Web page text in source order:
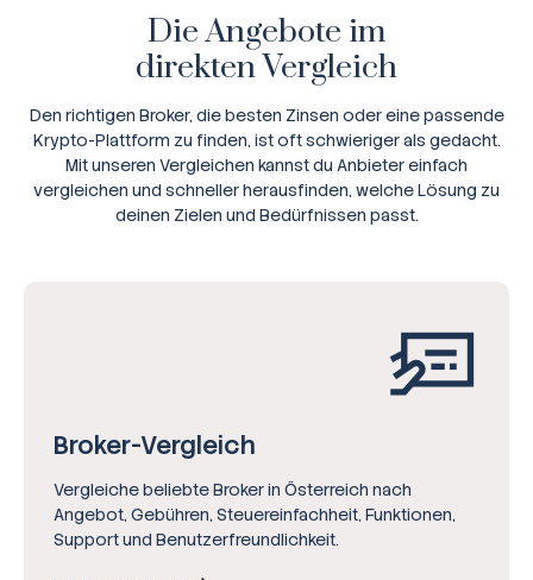
Die Angebote im
direkten Vergleich
Den richtigen Broker, die besten Zinsen oder eine passende
Krypto-Plattform zu finden, ist oft schwieriger als gedacht.
Mit unseren Vergleichen kannst du Anbieter einfach
vergleichen und schneller herausfinden, welche Lösung zu
deinen Zielen und Bedürfnissen passt.
Broker-Vergleich
Vergleiche beliebte Broker in Österreich nach
Angebot, Gebühren, Steuereinfachheit, Funktionen,
Support und Benutzerfreundlichkeit.